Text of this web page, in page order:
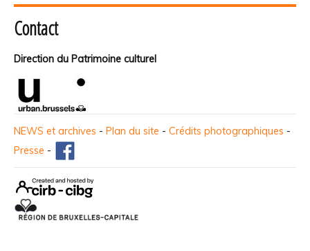
Contact
Direction du Patrimoine culturel
NEWS et archives - Plan du site - Crédits photographiques -
Presse -